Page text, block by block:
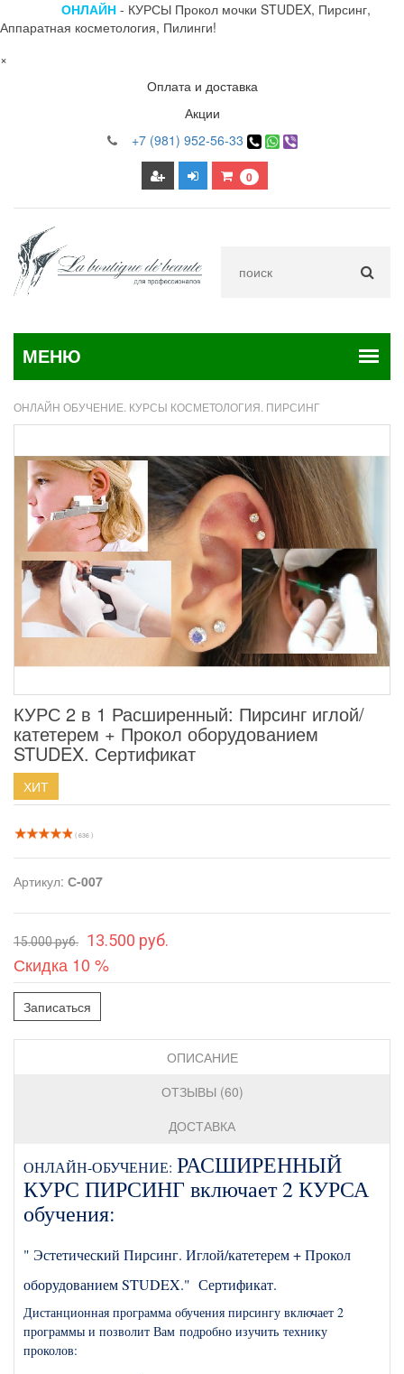
ОНЛАЙН - КУРСЫ Прокол мочки STUDEX, Пирсинг,
Аппаратная косметология, Пилинги!
×
Оплата и доставка
Акции
+7 (981) 952-56-33
0
ОНЛАЙН ОБУЧЕНИЕ. КУРСЫ КОСМЕТОЛОГИЯ. ПИРСИНГ
КУРС 2 в 1 Расширенный: Пирсинг иглой/
катетерем + Прокол оборудованием
STUDEX. Сертификат
ХИТ
( 636 )
Артикул: С-007
15.000 руб. 13.500 руб.
Скидка 10 %
Записаться
ОПИСАНИЕ
ОТЗЫВЫ (60)
ДОСТАВКА
ОНЛАЙН-ОБУЧЕНИЕ: РАСШИРЕННЫЙ
КУРС ПИРСИНГ включает 2 КУРСА
обучения:
" Эстетический Пирсинг. Иглой/катетерем + Прокол
оборудованием STUDEX." Сертификат.
Дистанционная программа обучения пирсингу включает 2
программы и позволит Вам подробно изучить технику
проколов: